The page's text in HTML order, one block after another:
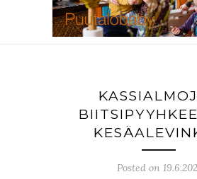
Posted on